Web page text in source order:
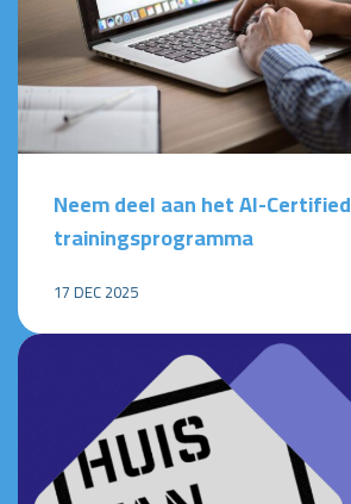
Neem deel aan het AI-Certified
trainingsprogramma
17 DEC 2025